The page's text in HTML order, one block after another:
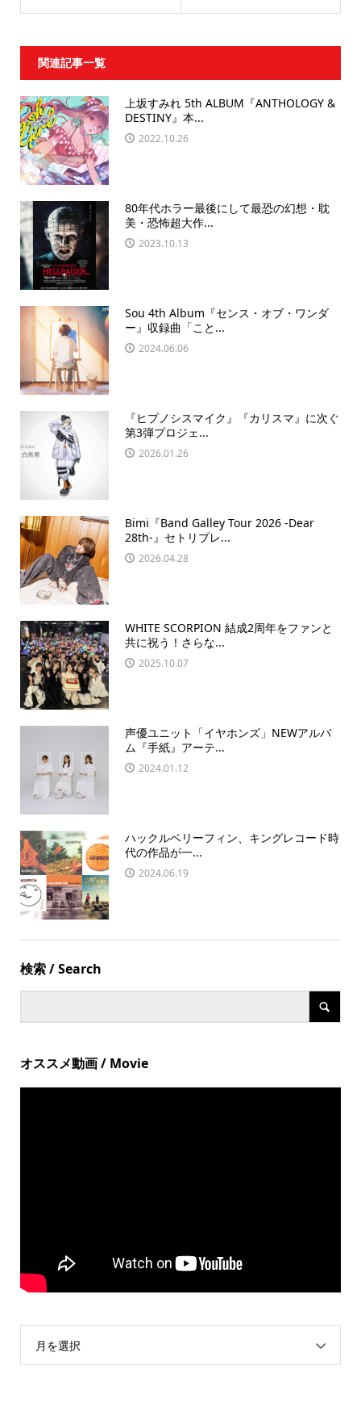
関連記事一覧
上坂すみれ 5th ALBUM『ANTHOLOGY &
DESTINY』本...
2022.10.26
80年代ホラー最後にして最恐の幻想・耽
美・恐怖超大作...
2023.10.13
Sou 4th Album『センス・オブ・ワンダ
ー』収録曲「こと...
2024.06.06
『ヒプノシスマイク』『カリスマ』に次ぐ
第3弾プロジェ...
2026.01.26
Bimi『Band Galley Tour 2026 -Dear
28th-』セトリプレ...
2026.04.28
WHITE SCORPION 結成2周年をファンと
共に祝う！さらな...
2025.10.07
声優ユニット「イヤホンズ」NEWアルバ
ム『手紙』アーテ...
2024.01.12
ハックルベリーフィン、キングレコード時
代の作品が一...
2024.06.19
検索 / Search
オススメ動画 / Movie
月を選択